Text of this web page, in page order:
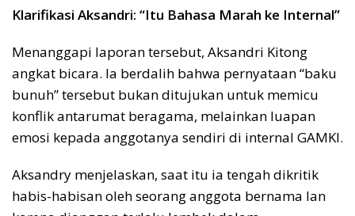
Klarifikasi Aksandri: “Itu Bahasa Marah ke Internal”
Menanggapi laporan tersebut, Aksandri Kitong
angkat bicara. Ia berdalih bahwa pernyataan “baku
bunuh” tersebut bukan ditujukan untuk memicu
konflik antarumat beragama, melainkan luapan
emosi kepada anggotanya sendiri di internal GAMKI.
Aksandry menjelaskan, saat itu ia tengah dikritik
habis-habisan oleh seorang anggota bernama Ian